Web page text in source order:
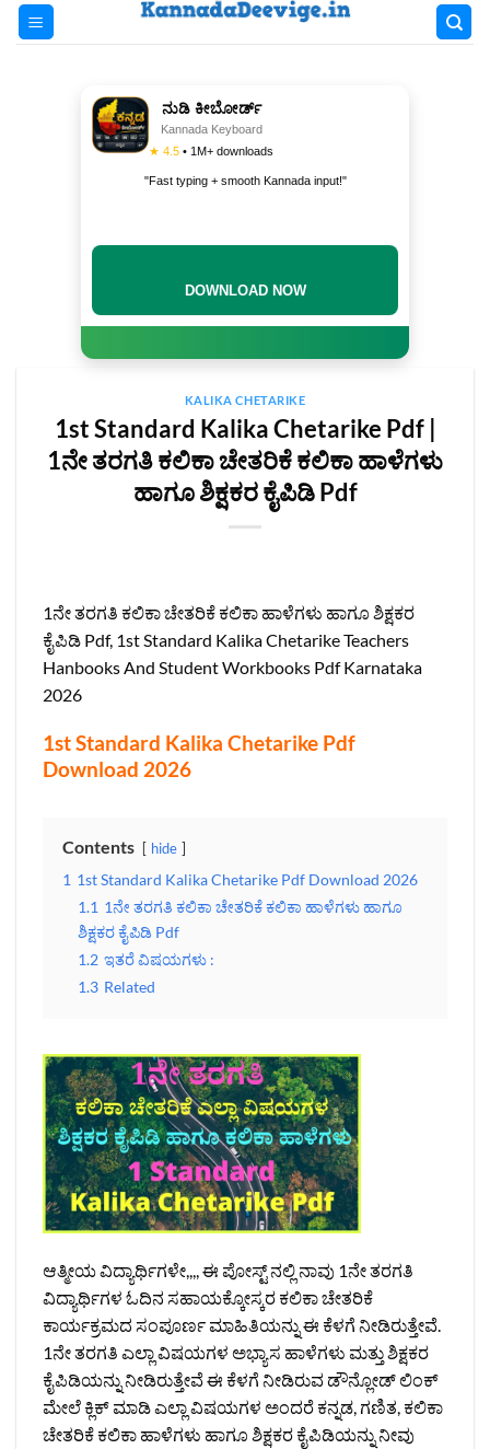
Skip
ನುಡಿ ಕೀಬೋರ್ಡ್
Kannada Keyboard
★ 4.5 • 1M+ downloads
"Fast typing + smooth Kannada input!"
KALIKA CHETARIKE
1st Standard Kalika Chetarike Pdf |
1ನೇ ತರಗತಿ ಕಲಿಕಾ ಚೇತರಿಕೆ ಕಲಿಕಾ ಹಾಳೆಗಳು
ಹಾಗೂ ಶಿಕ್ಷಕರ ಕೈಪಿಡಿ Pdf
1ನೇ ತರಗತಿ ಕಲಿಕಾ ಚೇತರಿಕೆ ಕಲಿಕಾ ಹಾಳೆಗಳು ಹಾಗೂ ಶಿಕ್ಷಕರ
ಕೈಪಿಡಿ Pdf, 1st Standard Kalika Chetarike Teachers
Hanbooks And Student Workbooks Pdf Karnataka
2026
1st Standard Kalika Chetarike Pdf
Download 2026
Contents hide
1 1st Standard Kalika Chetarike Pdf Download 2026
1.1 1ನೇ ತರಗತಿ ಕಲಿಕಾ ಚೇತರಿಕೆ ಕಲಿಕಾ ಹಾಳೆಗಳು ಹಾಗೂ
ಶಿಕ್ಷಕರ ಕೈಪಿಡಿ Pdf
1.2 ಇತರೆ ವಿಷಯಗಳು :
1.3 Related
ಆತ್ಮೀಯ ವಿದ್ಯಾರ್ಥಿಗಳೇ,,,, ಈ ಪೋಸ್ಟ್‌ ನಲ್ಲಿ ನಾವು 1ನೇ ತರಗತಿ
ವಿದ್ಯಾರ್ಥಿಗಳ ಓದಿನ ಸಹಾಯಕ್ಕೋಸ್ಕರ ಕಲಿಕಾ ಚೇತರಿಕೆ
ಕಾರ್ಯಕ್ರಮದ ಸಂಪೂರ್ಣ ಮಾಹಿತಿಯನ್ನು ಈ ಕೆಳಗೆ ನೀಡಿರುತ್ತೇವೆ.
1ನೇ ತರಗತಿ ಎಲ್ಲಾ ವಿಷಯಗಳ ಅಭ್ಯಾಸ ಹಾಳೆಗಳು ಮತ್ತು ಶಿಕ್ಷಕರ
ಕೈಪಿಡಿಯನ್ನು ನೀಡಿರುತ್ತೇವೆ ಈ ಕೆಳಗೆ ನೀಡಿರುವ ಡೌನ್ಲೋಡ್‌ ಲಿಂಕ್‌
ಮೇಲೆ ಕ್ಲಿಕ್‌ ಮಾಡಿ ಎಲ್ಲಾ ವಿಷಯಗಳ ಅಂದರೆ ಕನ್ನಡ, ಗಣಿತ, ಕಲಿಕಾ
ಚೇತರಿಕೆ ಕಲಿಕಾ ಹಾಳೆಗಳು ಹಾಗೂ ಶಿಕ್ಷಕರ ಕೈಪಿಡಿಯನ್ನು ನೀವು